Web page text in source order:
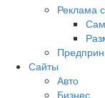
Реклама
Сайты
Авто
Бизнес